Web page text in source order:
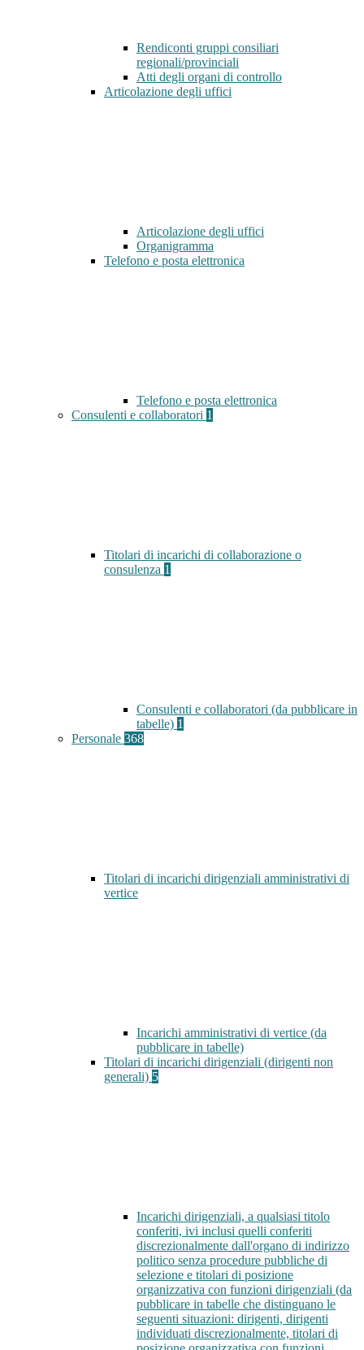
Rendiconti gruppi consiliari
regionali/provinciali
Atti degli organi di controllo
Articolazione degli uffici
Articolazione degli uffici
Organigramma
Telefono e posta elettronica
Telefono e posta elettronica
Consulenti e collaboratori 1
Titolari di incarichi di collaborazione o
consulenza 1
Consulenti e collaboratori (da pubblicare in
tabelle) 1
Personale 368
Titolari di incarichi dirigenziali amministrativi di
vertice
Incarichi amministrativi di vertice (da
pubblicare in tabelle)
Titolari di incarichi dirigenziali (dirigenti non
generali) 5
Incarichi dirigenziali, a qualsiasi titolo
conferiti, ivi inclusi quelli conferiti
discrezionalmente dall'organo di indirizzo
politico senza procedure pubbliche di
selezione e titolari di posizione
organizzativa con funzioni dirigenziali (da
pubblicare in tabelle che distinguano le
seguenti situazioni: dirigenti, dirigenti
individuati discrezionalmente, titolari di